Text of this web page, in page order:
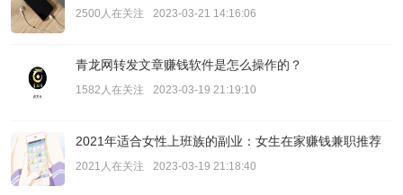
2500人在关注 2023-03-21 14:16:06
青龙网转发文章赚钱软件是怎么操作的？
1582人在关注 2023-03-19 21:19:10
2021年适合女性上班族的副业：女生在家赚钱兼职推荐
2021人在关注 2023-03-19 21:18:40